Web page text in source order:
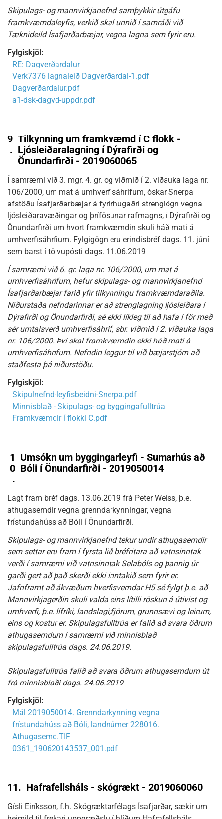
Skipulags- og mannvirkjanefnd samþykkir útgáfu
framkvæmdaleyfis, verkið skal unnið í samráði við
Tæknideild Ísafjarðarbæjar, vegna lagna sem fyrir eru.
Fylgiskjöl:
RE: Dagverðardalur
Verk7376 lagnaleið Dagverðardal-1.pdf
Dagverðardalur.pdf
a1-dsk-dagvd-uppdr.pdf
9
.
Tilkynning um framkvæmd í C flokk -
Ljósleiðaralagning í Dýrafirði og
Önundarfirði - 2019060065
Í samræmi við 3. mgr. 4. gr. og viðmið í 2. viðauka laga nr.
106/2000, um mat á umhverfisáhrifum, óskar Snerpa
afstöðu Ísafjarðarbæjar á fyrirhugaðri strenglögn vegna
ljósleiðaravæðingar og þrífösunar rafmagns, í Dýrafirði og
Önundarfirði um hvort framkvæmdin skuli háð mati á
umhverfisáhrfium. Fylgigögn eru erindisbréf dags. 11. júní
sem barst í tölvupósti dags. 11.06.2019
Í samræmi við 6. gr. laga nr. 106/2000, um mat á
umhverfisáhrifum, hefur skipulags- og mannvirkjanefnd
Ísafjarðarbæjar farið yfir tilkynningu framkvæmdaraðila.
Niðurstaða nefndarinnar er að strenglagning ljósleiðara í
Dýrafirði og Önundarfirði, sé ekki líkleg til að hafa í för með
sér umtalsverð umhverfisáhrif, sbr. viðmið í 2. viðauka laga
nr. 106/2000. Því skal framkvæmdin ekki háð mati á
umhverfisáhrifum. Nefndin leggur til við bæjarstjórn að
staðfesta þá niðurstöðu.
Fylgiskjöl:
Skipulnefnd-leyfisbeidni-Snerpa.pdf
Minnisblað - Skipulags- og byggingafulltrúa
Framkvæmdir í flokki C.pdf
1
0
.
Umsókn um byggingarleyfi - Sumarhús að
Bóli í Önundarfirði - 2019050014
Lagt fram bréf dags. 13.06.2019 frá Peter Weiss, þ.e.
athugasemdir vegna grenndarkynningar, vegna
frístundahúss að Bóli í Önundarfirði.
Skipulags- og mannvirkjanefnd tekur undir athugasemdir
sem settar eru fram í fyrsta lið bréfritara að vatnsinntak
verði í samræmi við vatnsinntak Selabóls og þannig úr
garði gert að það skerði ekki inntakið sem fyrir er.
Jafnframt að ákvæðum hverfisverndar H5 sé fylgt þ.e. að
Mannvirkjagerðin skuli valda eins lítilli röskun á útivist og
umhverfi, þ.e. lífríki, landslagi,fjörum, grunnsævi og leirum,
eins og kostur er. Skipulagsfulltrúa er falið að svara öðrum
athugasemdum í samræmi við minnisblað
skipulagsfulltrúa dags. 24.06.2019.
Skipulagsfulltrúa falið að svara öðrum athugasemdum út
frá minnisblaði dags. 24.06.2019
Fylgiskjöl:
Mál 2019050014. Grenndarkynning vegna
frístundahúss að Bóli, landnúmer 228016.
Athugasemd.TIF
0361_190620143537_001.pdf
11. Hafrafellsháls - skógrækt - 2019060060
Gísli Eiríksson, f.h. Skógræktarfélags Ísafjarðar, sækir um